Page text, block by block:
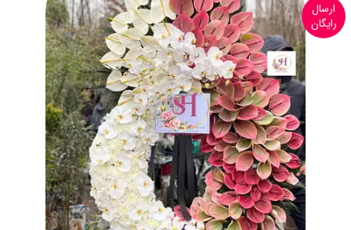
ارسال
رایگان